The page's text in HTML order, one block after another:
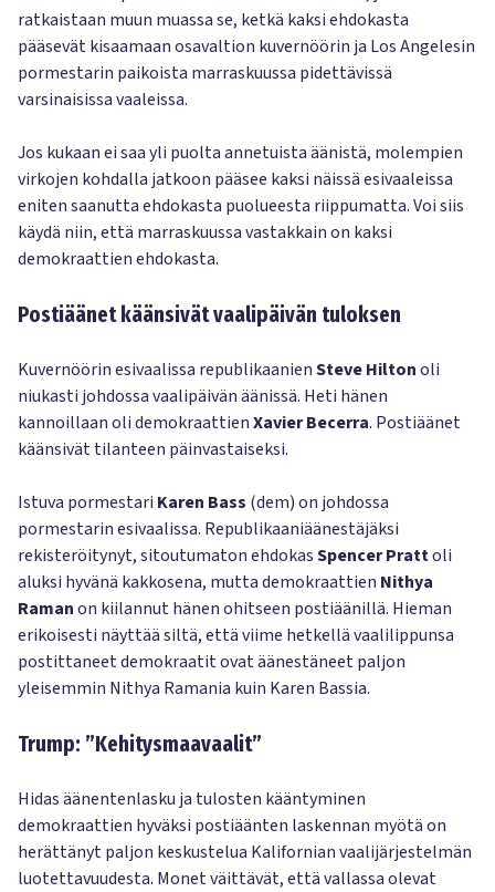
ratkaistaan muun muassa se, ketkä kaksi ehdokasta
pääsevät kisaamaan osavaltion kuvernöörin ja Los Angelesin
pormestarin paikoista marraskuussa pidettävissä
varsinaisissa vaaleissa.
Jos kukaan ei saa yli puolta annetuista äänistä, molempien
virkojen kohdalla jatkoon pääsee kaksi näissä esivaaleissa
eniten saanutta ehdokasta puolueesta riippumatta. Voi siis
käydä niin, että marraskuussa vastakkain on kaksi
demokraattien ehdokasta.
Postiäänet käänsivät vaalipäivän tuloksen
Kuvernöörin esivaalissa republikaanienSteve Hiltonoli
niukasti johdossa vaalipäivän äänissä. Heti hänen
kannoillaan oli demokraattienXavier Becerra. Postiäänet
käänsivät tilanteen päinvastaiseksi.
Istuva pormestari Karen Bass (dem) on johdossa
pormestarin esivaalissa. Republikaaniäänestäjäksi
rekisteröitynyt, sitoutumaton ehdokasSpencer Prattoli
aluksi hyvänä kakkosena, mutta demokraattien Nithya
Ramanon kiilannut hänen ohitseen postiäänillä. Hieman
erikoisesti näyttää siltä, että viime hetkellä vaalilippunsa
postittaneet demokraatit ovat äänestäneet paljon
yleisemmin Nithya Ramania kuin Karen Bassia.
Trump: ”Kehitysmaavaalit”
Hidas äänentenlasku ja tulosten kääntyminen
demokraattien hyväksi postiäänten laskennan myötä on
herättänyt paljon keskustelua Kalifornian vaalijärjestelmän
luotettavuudesta. Monet väittävät, että vallassa olevat